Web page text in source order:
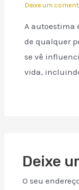
Deixe um
A autoestima
de qualquer
se vê
vida,
Deixe
O seu